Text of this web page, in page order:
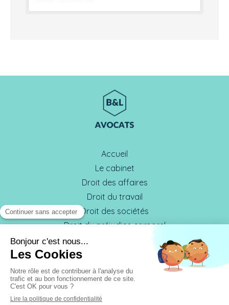
Accueil
Le cabinet
Droit des affaires
Droit du travail
Droit des sociétés
Droit du préjudice corporel
Contact